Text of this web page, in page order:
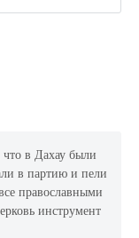
в Дахау были
в партию и пели
православными
инструмент